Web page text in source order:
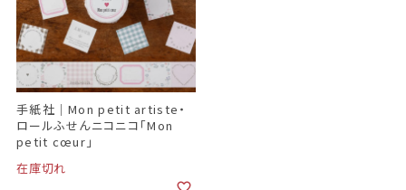
手紙社｜Mon petit artiste・
ロールふせんニコニコ「Mon
petit cœur」
在庫切れ